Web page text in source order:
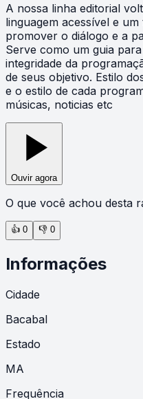
A nossa linha editorial
linguagem acessível e
promover o diálogo e a
Serve como um guia
integridade da
de seus objetivo. Estilo
e o estilo de cada
músicas, noticias etc
Ouvir agora
O que você achou desta
👍 0 👎 0
Informações
Cidade
Bacabal
Estado
MA
Frequência